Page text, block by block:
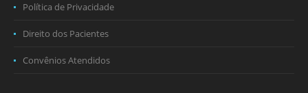
Política de Privacidade
Direito dos Pacientes
Convênios Atendidos